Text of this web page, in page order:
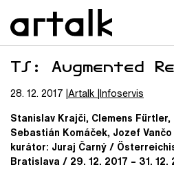
TS: Augmented
28. 12. 2017 Artalk Infoservis
Stanislav Krajči, Clemens
Sebastián Komáček, Jozef
kurátor: Juraj Čarný /
Bratislava / 29. 12. 2017 – 31. 12.